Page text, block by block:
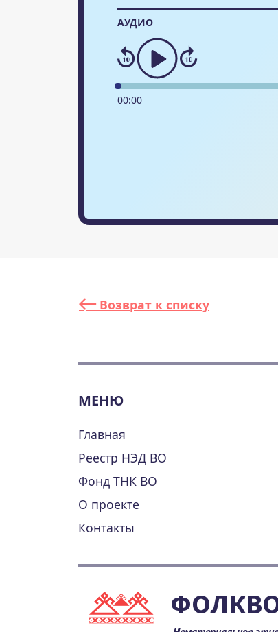
АУДИО
00:00
Возврат к списку
МЕНЮ
Главная
Реестр НЭД ВО
Фонд ТНК ВО
О проекте
Контакты